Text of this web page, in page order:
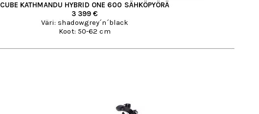
CUBE KATHMANDU HYBRID ONE 600 SÄHKÖPYÖRÄ
3 399 €
Väri: shadowgrey´n´black
Koot: 50-62 cm